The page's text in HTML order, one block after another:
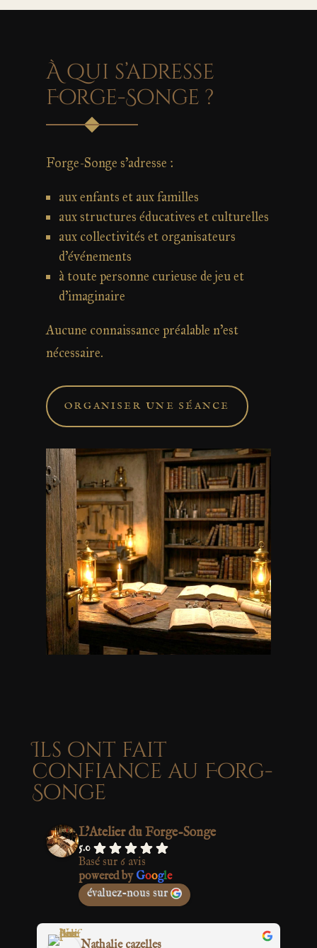
À qui s’adresse
Forge-Songe ?
Forge-Songe s’adresse :
aux enfants et aux familles
aux structures éducatives et culturelles
aux collectivités et organisateurs
d’événements
à toute personne curieuse de jeu et
d’imaginaire
Aucune connaissance préalable n’est
nécessaire.
ORGANISER UNE SÉANCE
Ils ont fait
confiance au Forg-
Songe
L’Atelier du Forge-Songe
5.0
Basé sur 6 avis
powered by Google
évaluez-nous sur
Fafou Du Lac